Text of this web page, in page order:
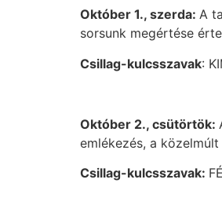
Október 1., szerda: A
sorsunk megértése
Csillag-kulcsszavak:
Október 2., csütörtök:
emlékezés, a
Csillag-kulcsszavak: